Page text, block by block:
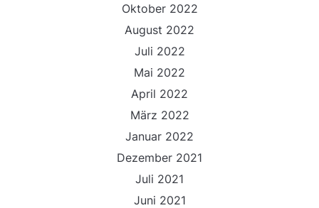
Oktober 2022
August 2022
Juli 2022
Mai 2022
April 2022
März 2022
Januar 2022
Dezember 2021
Juli 2021
Juni 2021